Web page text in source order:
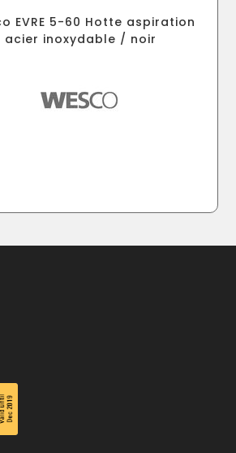
EVRE 5-60 Hotte aspiration
acier inoxydable / noir